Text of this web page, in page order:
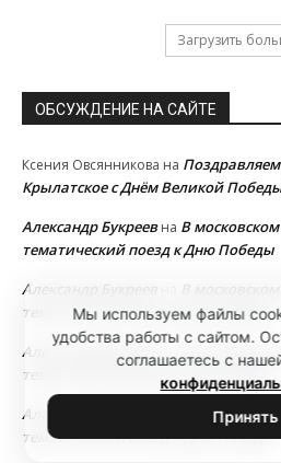
Загрузить
ОБСУЖДЕНИЕ НА САЙТЕ
Ксения Овсянникова на
Крылатское с Днём Великой
Александр Букреевна В
тематический поезд к Дню Победы
Александр Букреев
В
тематический поезд к Дню Победы
Александр Букреев
В
тематический поезд к Дню Победы
Александр Букреев
В
тематический поезд к Дню Победы
Мы используем файлы
удобства работы с сайтом.
соглашаетесь с
Принять